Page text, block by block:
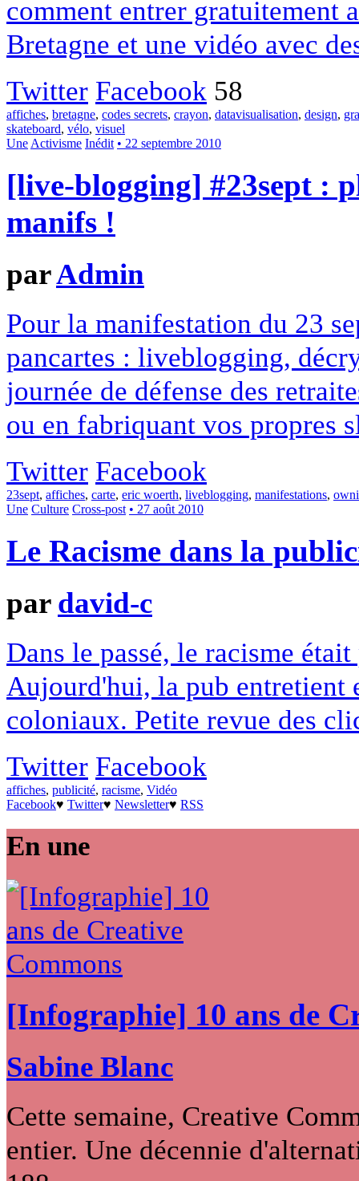
comment entrer gratuitement
Bretagne et une vidéo avec
Twitter Facebook 58
affiches, bretagne, codes secrets, crayon, datavisualisation, design,
skateboard, vélo, visuel
UneActivisme Inédit • 22 septembre 2010
[live-blogging] #23sept :
manifs !
parAdmin
Pour la manifestation du 23
pancartes : liveblogging,
journée de défense des
ou en fabriquant vos propres
Twitter Facebook
23sept, affiches, carte, eric woerth, liveblogging, manifestations,
Une Culture Cross-post • 27 août 2010
Le Racisme dans la
par david-c
Dans le passé, le racisme
Aujourd'hui, la pub entretient
coloniaux. Petite revue des
Twitter Facebook
affiches, publicité, racisme, Vidéo
Facebook♥ Twitter♥ Newsletter♥ RSS
En une
[Infographie] 10 ans de
Sabine Blanc
Cette semaine, Creative
entier. Une décennie